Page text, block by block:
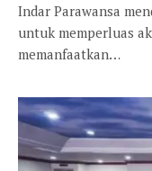
Indar Parawansa
untuk memperluas
memanfaatkan…